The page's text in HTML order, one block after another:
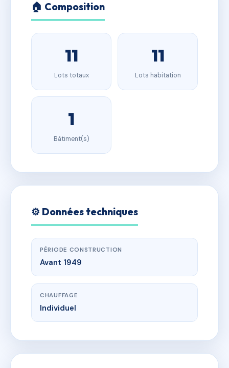
🏠 Composition
11
Lots totaux
11
Lots habitation
1
Bâtiment(s)
⚙️ Données techniques
PÉRIODE CONSTRUCTION
Avant 1949
CHAUFFAGE
Individuel